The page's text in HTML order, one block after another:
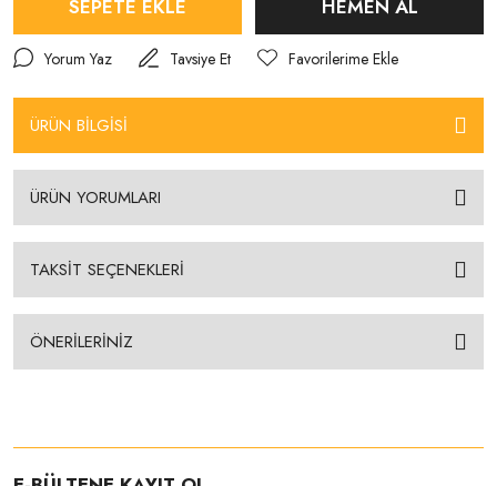
SEPETE EKLE HEMEN AL
Yorum Yaz Tavsiye Et
ÜRÜN BİLGİSİ
ÜRÜN YORUMLARI
TAKSİT SEÇENEKLERİ
ÖNERİLERİNİZ